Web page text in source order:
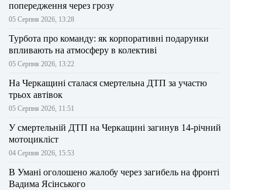
попередження через грозу
05 Серпня 2026, 13:28
Турбота про команду: як корпоративні подарунки
впливають на атмосферу в колективі
05 Серпня 2026, 13:22
На Черкащині сталася смертельна ДТП за участю
трьох автівок
05 Серпня 2026, 11:51
У смертельній ДТП на Черкащині загинув 14-річний
мотоцикліст
04 Серпня 2026, 15:53
В Умані оголошено жалобу через загибель на фронті
Вадима Ясінського